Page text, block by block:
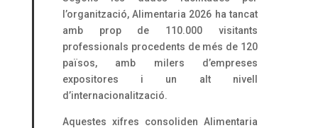
l’organització, Alimentaria 2026 ha tancat
amb prop de 110.000 visitants
professionals procedents de més de 120
països, amb milers d’empreses
expositores i un alt nivell
d’internacionalització.
Aquestes xifres consoliden Alimentaria